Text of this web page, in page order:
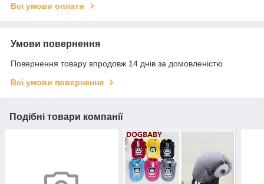
Всі умови оплати
Умови повернення
Повернення товару впродовж 14 днів за домовленістю
Всі умови повернення
Подібні товари компанії